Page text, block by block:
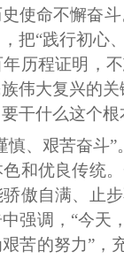
使命不懈奋
，把“践行初
历程证明，
伟大复兴的
干什么这个
慎、艰苦奋斗
和优良传统
傲自满、止
强调，“今天
苦的努力”，